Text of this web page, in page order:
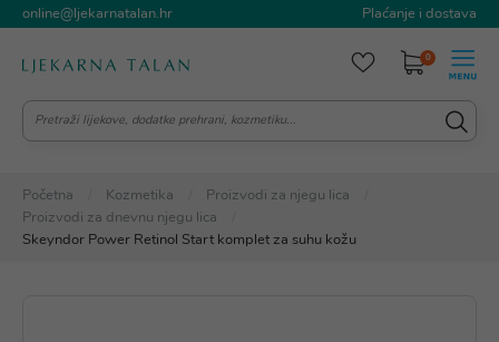
online@ljekarnatalan.hr Plaćanje i dostava
0
Početna Kozmetika
Proizvodi za njegu lica
Proizvodi za dnevnu njegu lica
Skeyndor Power Retinol Start komplet za suhu kožu